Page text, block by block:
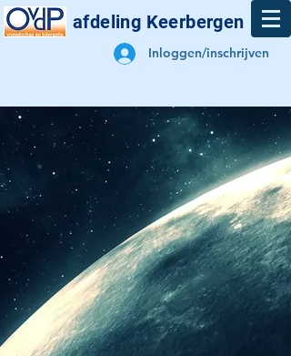
afdeling Keerbergen
Inloggen/inschrijven